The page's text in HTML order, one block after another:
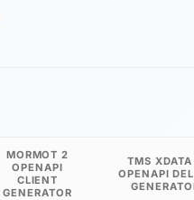
MORMOT 2
OPENAPI
CLIENT
GENERATOR
TMS XDATA
OPENAPI